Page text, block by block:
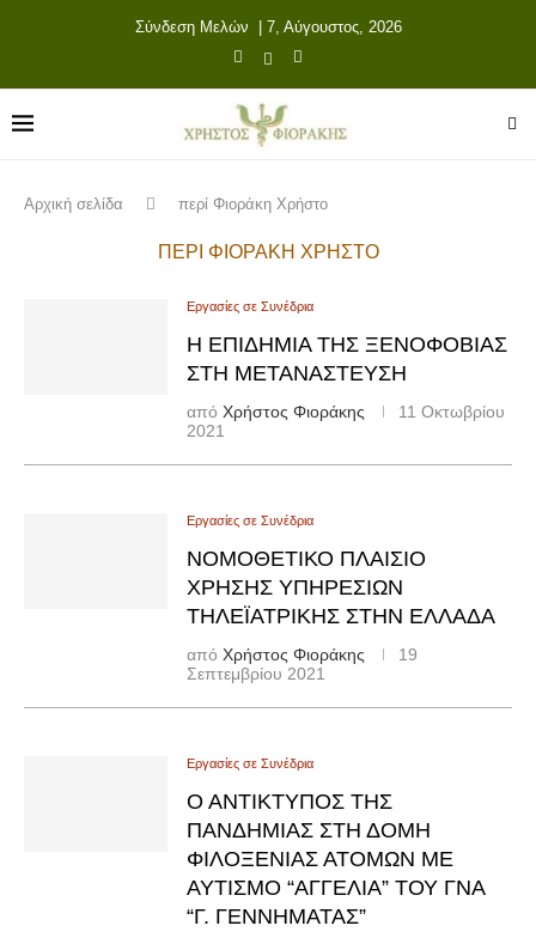
Σύνδεση Μελών | 7, Αύγουστος, 2026
Αρχική σελίδα περί Φιοράκη Χρήστο
ΠΕΡΊ ΦΙΟΡΆΚΗ ΧΡΉΣΤΟ
Εργασίες σε Συνέδρια
Η ΕΠΙΔΗΜΊΑ ΤΗΣ ΞΕΝΟΦΟΒΊΑΣ
ΣΤΗ ΜΕΤΑΝΆΣΤΕΥΣΗ
από Χρήστος Φιοράκης
11 Οκτωβρίου
2021
Εργασίες σε Συνέδρια
ΝΟΜΟΘΕΤΙΚΌ ΠΛΑΊΣΙΟ
ΧΡΉΣΗΣ ΥΠΗΡΕΣΙΏΝ
ΤΗΛΕΪΑΤΡΙΚΉΣ ΣΤΗΝ ΕΛΛΆΔΑ
από Χρήστος Φιοράκης
19
Σεπτεμβρίου 2021
Εργασίες σε Συνέδρια
Ο ΑΝΤΊΚΤΥΠΟΣ ΤΗΣ
ΠΑΝΔΗΜΊΑΣ ΣΤΗ ΔΟΜΉ
ΦΙΛΟΞΕΝΊΑΣ ΑΤΌΜΩΝ ΜΕ
ΑΥΤΙΣΜΌ “ΑΓΓΕΛΙΑ” ΤΟΥ ΓΝΑ
“Γ. ΓΕΝΝΉΜΑΤΑΣ”